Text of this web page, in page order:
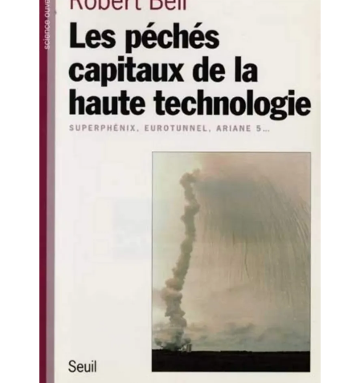
Artemis II : objectif nul
Quand Mistral veut moraliser le
pillage
Commentaire sur la polémique
des perroquets
Les syndicats, (tout) contre l’IA
En Seine-et-Marne, le projet de
Campus IA doit sortir des
champs : « On impose et copie
le gigantisme états-unien »
Addendum sur les machines à
laver, et l’intelligence artificielle
La vaste blague du macronisme
crypto-spatial